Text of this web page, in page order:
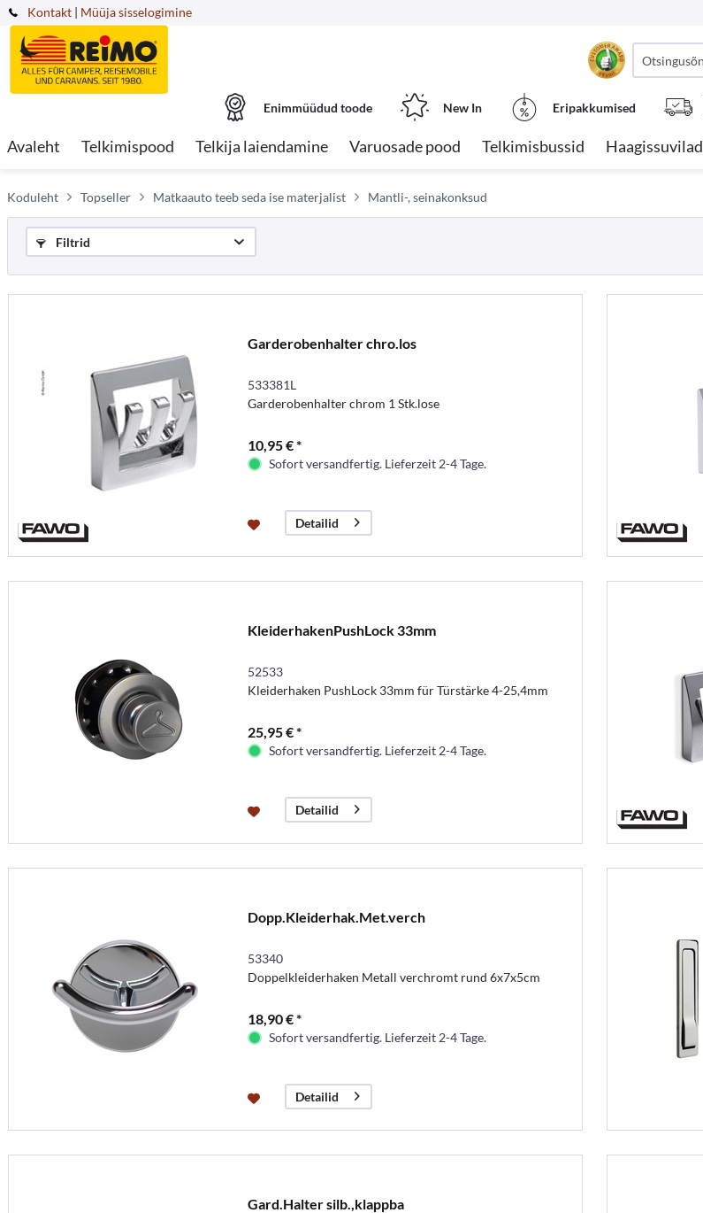
Kontakt | Müüja sisselogimine
Enimmüüdud toode New In Eripakkumised
Avaleht Telkimispood Telkija laiendamine Varuosade pood Telkimisbussid Haagissuvilad
Koduleht Topseller Matkaauto teeb seda ise materjalist Mantli-, seinakonksud
Filtrid
Garderobenhalter chro.los
533381L
Garderobenhalter chrom 1 Stk.lose
10,95 € *
Sofort versandfertig. Lieferzeit 2-4 Tage.
Detailid
KleiderhakenPushLock 33mm
52533
Kleiderhaken PushLock 33mm für Türstärke 4-25,4mm
25,95 € *
Sofort versandfertig. Lieferzeit 2-4 Tage.
Detailid
Dopp.Kleiderhak.Met.verch
53340
Doppelkleiderhaken Metall verchromt rund 6x7x5cm
18,90 € *
Sofort versandfertig. Lieferzeit 2-4 Tage.
Detailid
Gard.Halter silb.,klappba